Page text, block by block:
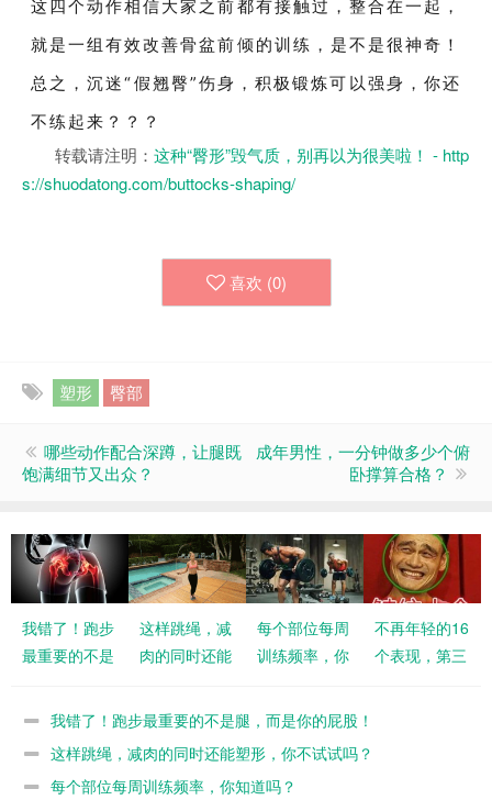
这四个动作相信大家之前都有接触过，整合在一起，
就是一组有效改善骨盆前倾的训练，是不是很神奇！
总之，沉迷“假翘臀”伤身，积极锻炼可以强身，你还
不练起来？？？
转载请注明： 这种“臀形”毁气质，别再以为很美啦！ - http
s://shuodatong.com/buttocks-shaping/
喜欢 (0)
塑形 臀部
哪些动作配合深蹲，让腿既
饱满细节又出众？
成年男性，一分钟做多少个俯
卧撑算合格？
我错了！跑步
最重要的不是
屁股！
这样跳绳，减
肉的同时还能
试吗？
每个部位每周
训练频率，你
不再年轻的16
个表现，第三
我错了！跑步最重要的不是腿，而是你的屁股！
这样跳绳，减肉的同时还能塑形，你不试试吗？
每个部位每周训练频率，你知道吗？